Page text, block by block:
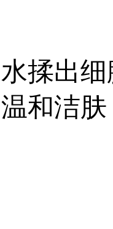
揉出
和洁